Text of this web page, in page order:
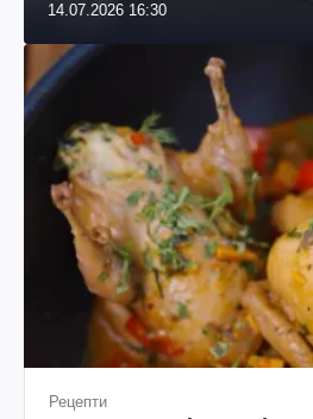
14.07.2026 16:30
Рецепти